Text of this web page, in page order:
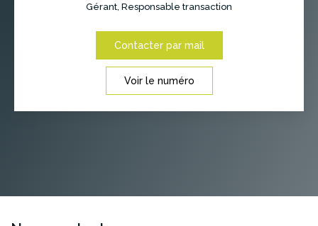
Gérant, Responsable transaction
Contacter par mail
Voir le numéro